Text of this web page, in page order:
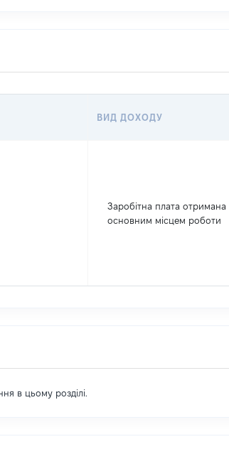
ВИД ДОХОДУ
Заробітна плата отримана
основним місцем роботи
в цьому розділі.